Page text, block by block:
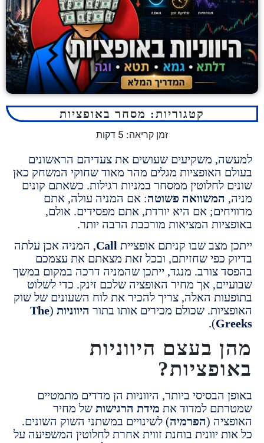
קטגוריות:מסחר באופציות
זמן קריאה: 5 דקות
משקיעים שעושים את צעדיהם הראשונים
האופציות מגלים מהר מאוד שחוקי המשחק כאן
לחלוטין ממסחר במניות רגילות. כשאתם קונים
המשוואה פשוטה: אם המניה עולה, אתם
אם היא יורדת, אתם מפסידים. אולם,
המציאות מורכבת הרבה יותר.
מצב שבו קניתם אופצייתCall, המניה אכן עלתה
כפי שחזיתם, ובכל זאת מצאתם את עצמכם
צורב. מנגד, ייתכן שהמניה דרכה במקום במשך
אך מחיר האופציה שלכם זינק. כדי לשלוט
האלה, צריך להכיר את לוח השעונים של שוק
שכולם מכירים אותו בתורהיווניות (
The
).
בעצם היווניות
הבסיסי ביותר, היווניות הן מדדים מתמטיים
למדוד אתמידת הרגישותשל מחיר
(הפרמיה) לשינויים במשתני השוק השונים.
יוונית בוחנת זווית אחרת לחלוטין המשפיעה על